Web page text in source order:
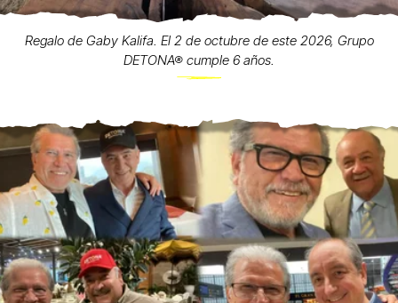
Regalo de Gaby Kalifa. El 2 de octubre de este 2026, Grupo
DETONA® cumple 6 años.